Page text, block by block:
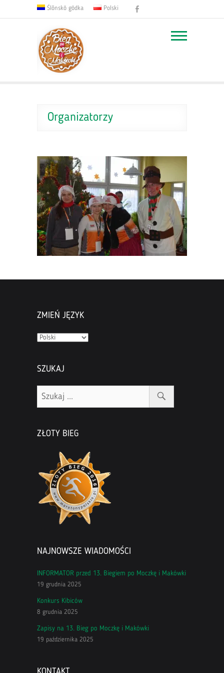
Ślōnskŏ gŏdka Polski
Organizatorzy
ZMIEŃ JĘZYK
Zmień
SZUKAJ
ZŁOTY BIEG
NAJNOWSZE WIADOMOŚCI
INFORMATOR przed 13. Biegiem po Moczkę i Makówki
19 grudnia 2025
Konkurs Kibiców
8 grudnia 2025
Zapisy na 13. Bieg po Moczkę i Makówki
19 października 2025